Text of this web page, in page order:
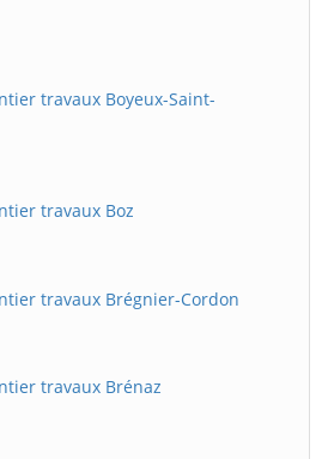
travaux Boyeux-Saint-
travaux Boz
travaux Brégnier-Cordon
travaux Brénaz